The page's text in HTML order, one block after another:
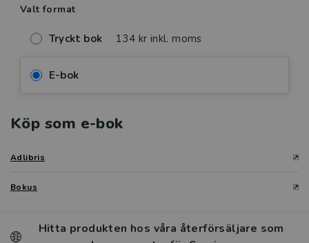
Valt format
Tryckt bok 134 kr inkl. moms
E-bok
Köp som e-bok
Adlibris
Bokus
Hitta produkten hos våra återförsäljare som